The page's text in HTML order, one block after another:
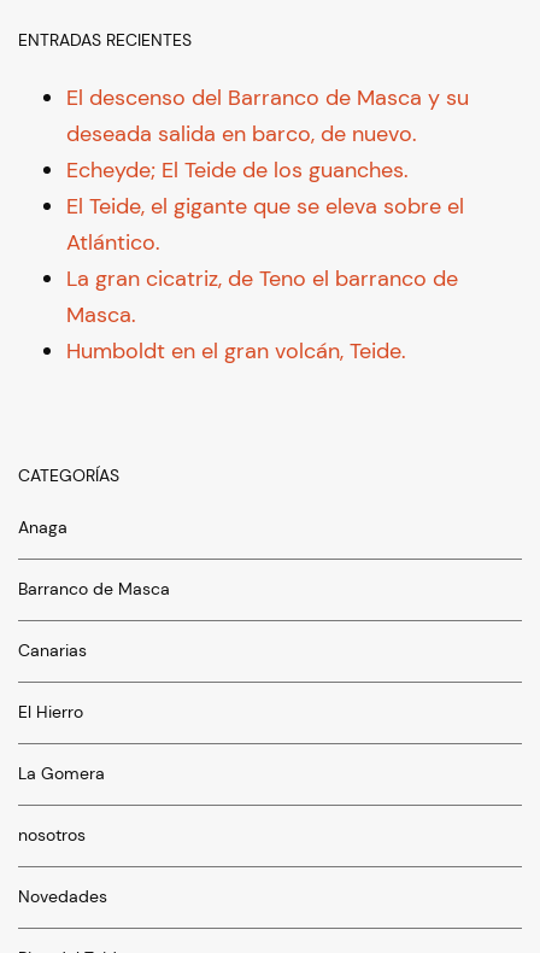
ENTRADAS RECIENTES
El descenso del Barranco de Masca y su
deseada salida en barco, de nuevo.
Echeyde; El Teide de los guanches.
El Teide, el gigante que se eleva sobre el
Atlántico.
La gran cicatriz, de Teno el barranco de
Masca.
Humboldt en el gran volcán, Teide.
CATEGORÍAS
Anaga
Barranco de Masca
Canarias
El Hierro
La Gomera
nosotros
Novedades